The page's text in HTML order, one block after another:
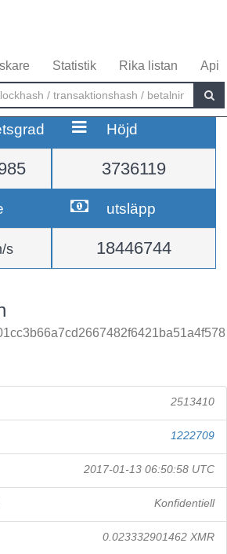
Statistik Rika listan Api
Höjd
3736119
s
utsläpp
18446744
2513410
1222709
2017-01-13 06:50:58 UTC
Konfidentiell
0.023332901462 XMR